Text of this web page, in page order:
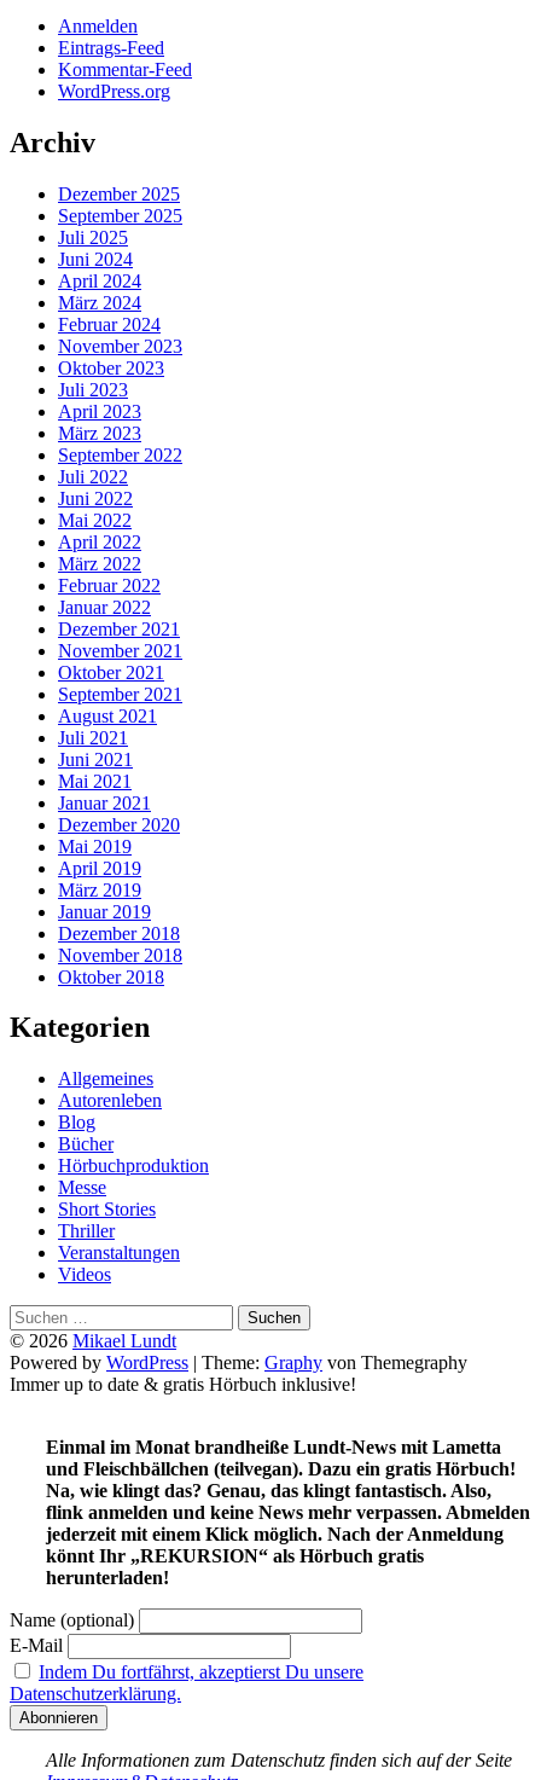
Anmelden
Eintrags-Feed
Kommentar-Feed
WordPress.org
Archiv
Dezember 2025
September 2025
Juli 2025
Juni 2024
April 2024
März 2024
Februar 2024
November 2023
Oktober 2023
Juli 2023
April 2023
März 2023
September 2022
Juli 2022
Juni 2022
Mai 2022
April 2022
März 2022
Februar 2022
Januar 2022
Dezember 2021
November 2021
Oktober 2021
September 2021
August 2021
Juli 2021
Juni 2021
Mai 2021
Januar 2021
Dezember 2020
Mai 2019
April 2019
März 2019
Januar 2019
Dezember 2018
November 2018
Oktober 2018
Kategorien
Allgemeines
Autorenleben
Blog
Bücher
Hörbuchproduktion
Messe
Short Stories
Thriller
Veranstaltungen
Videos
Suchen
nach:
© 2026 Mikael Lundt
Powered by WordPress | Theme: Graphy von Themegraphy
Immer up to date & gratis Hörbuch inklusive!
Einmal im Monat brandheiße Lundt-News mit Lametta
und Fleischbällchen (teilvegan). Dazu ein gratis Hörbuch!
Na, wie klingt das? Genau, das klingt fantastisch. Also,
flink anmelden und keine News mehr verpassen. Abmelden
jederzeit mit einem Klick möglich. Nach der Anmeldung
könnt Ihr „REKURSION“ als Hörbuch gratis
herunterladen!
Name (optional)
E-Mail
Indem Du fortfährst, akzeptierst Du unsere
Datenschutzerklärung.
Alle Informationen zum Datenschutz finden sich auf der Seite